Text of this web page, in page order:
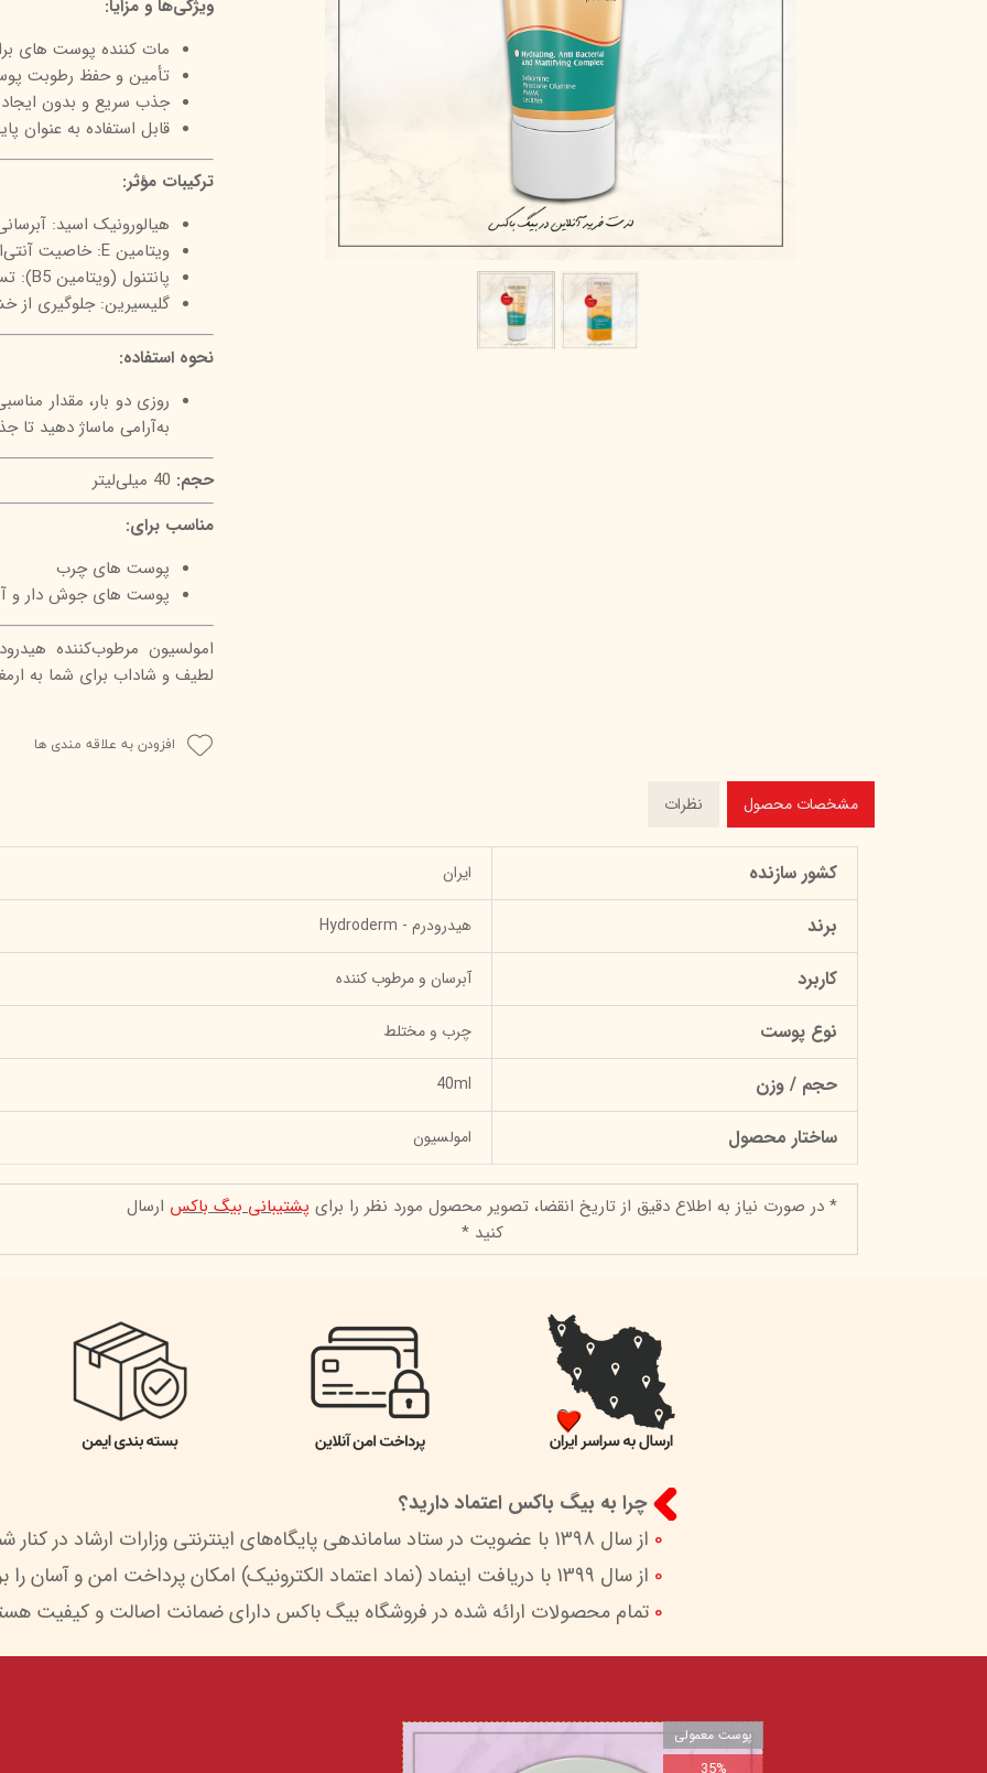
مراقبت چشم
شوینده صورت
ضد جوش و آکنه
ضد قارچ و باکتری
آبرسان و مرطوب کننده
پاک دارو
آر یو آکی
شال کوین
اوک
دیپ سنس
سون کوئین
لاکچری کوین
ویژگی‌ها و مزایا:
مات کننده پوست های
تأمین و حفظ رطوبت
جذب سریع و بدون
قابل استفاده به‌ عنوان
ترکیبات مؤثر:
هیالورونیک اسید:
ویتامین E: خاصیت آنتی‌اکسیدانی برای محافظت از پوست در برابر عوامل محیطی
پانتنول (ویتامین B5): تسکین‌دهنده و نرم‌کننده پوست
گلیسیرین: جلوگیری
نحوه استفاده:
روزی دو بار، مقدار
به‌آرامی ماساژ دهید تا
حجم:
مناسب برای:
پوست های چرب
پوست های جوش دار و
امولسیون مرطوب‌کننده
لطیف و شاداب برای شما به
افزودن به علاقه مندی ها
مشخصات محصول نظرات
کشور سازنده ایران
برند هیدرودرم - Hydroderm
کاربرد آبرسان و مرطوب کننده
نوع پوست چرب و مختلط
حجم / وزن 40ml
ساختار محصول امولسیون
* در صورت نیاز به اطلاع دقیق از تاریخ انقضا، تصویر محصول مورد نظر را برای پشتیبانی بیگ باکس ارسال
کنید *
چرا به بیگ باکس اعتماد دارید؟
0 از سال 1398 با عضویت در ستاد ساماندهی پایگاه‌های اینترنتی وزارات ارشاد در کنار شما هستیم.
0 از سال 1399 با دریافت اینماد (نماد اعتماد الکترونیک) امکان پرداخت امن و آسان را برای شما فراهم کردیم.
0 تمام محصولات ارائه شده در فروشگاه بیگ باکس دارای ضمانت اصالت و کیفیت
پوست معمولی